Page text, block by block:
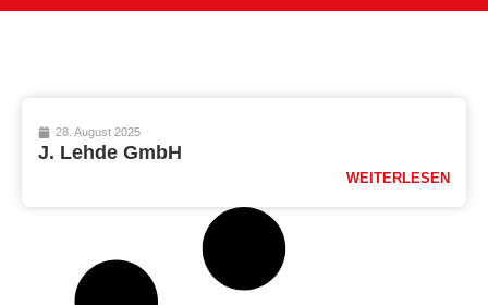
28. August 2025
J. Lehde GmbH
WEITERLESEN